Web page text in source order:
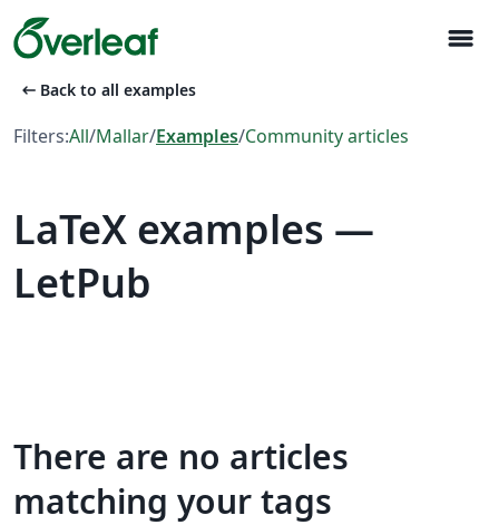
menu
arrow_left_alt Back to all examples
Filters:All/Mallar/Examples/Community articles
LaTeX examples —
LetPub
There are no articles
matching your tags